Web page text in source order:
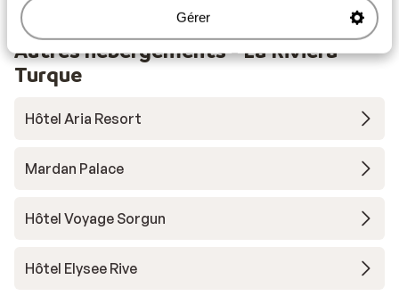
Gérer
Autres hébergements - La Riviera
Turque
Hôtel Aria Resort
Mardan Palace
Hôtel Voyage Sorgun
Hôtel Elysee Rive